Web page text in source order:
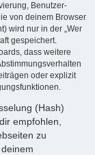
Benutzer-
von deinem Browser
wird nur in der „Wer
gespeichert.
dass weitere
oder explizit
(Hash)
empfohlen,
zu